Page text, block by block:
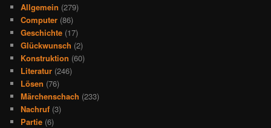
Allgemein (279)
Computer (86)
Geschichte (17)
Glückwunsch (2)
Konstruktion (60)
Literatur (246)
Lösen (76)
Märchenschach (233)
Nachruf (3)
Partie (6)